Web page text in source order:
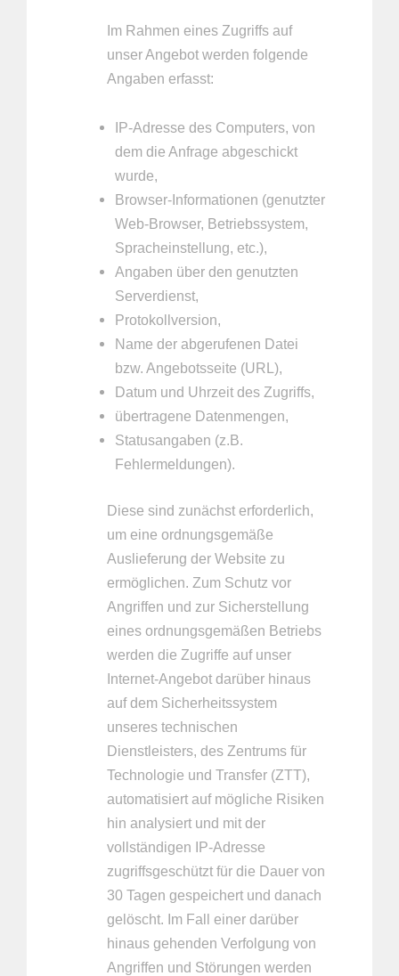
Im Rahmen eines Zugriffs auf
unser Angebot werden folgende
Angaben erfasst:
IP-Adresse des Computers, von
dem die Anfrage abgeschickt
wurde,
Browser-Informationen (genutzter
Web-Browser, Betriebssystem,
Spracheinstellung, etc.),
Angaben über den genutzten
Serverdienst,
Protokollversion,
Name der abgerufenen Datei
bzw. Angebotsseite (URL),
Datum und Uhrzeit des Zugriffs,
übertragene Datenmengen,
Statusangaben (z.B.
Fehlermeldungen).
Diese sind zunächst erforderlich,
um eine ordnungsgemäße
Auslieferung der Website zu
ermöglichen. Zum Schutz vor
Angriffen und zur Sicherstellung
eines ordnungsgemäßen Betriebs
werden die Zugriffe auf unser
Internet-Angebot darüber hinaus
auf dem Sicherheitssystem
unseres technischen
Dienstleisters, des Zentrums für
Technologie und Transfer (ZTT),
automatisiert auf mögliche Risiken
hin analysiert und mit der
vollständigen IP-Adresse
zugriffsgeschützt für die Dauer von
30 Tagen gespeichert und danach
gelöscht. Im Fall einer darüber
hinaus gehenden Verfolgung von
Angriffen und Störungen werden